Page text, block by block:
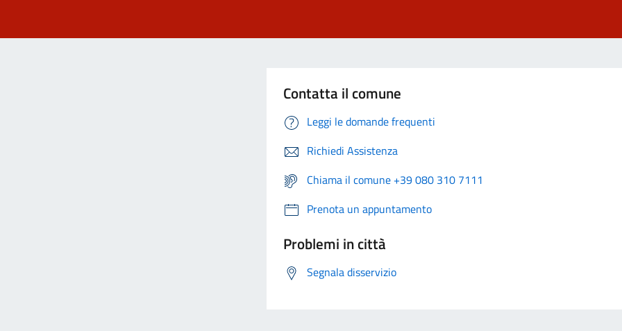
Contatta il comune
Leggi le domande frequenti
Richiedi Assistenza
Chiama il comune +39 080 310 7111
Prenota un appuntamento
Problemi in città
Segnala disservizio